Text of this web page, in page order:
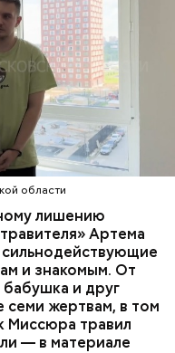
области
лишению
Артема
и знакомым. От
бабушка и друг
семи жертвам, в том
Миссюра травил
— в материале
супругов
с жалобами на
смогли поставить
анализы
В них
мог попасть в
же самое вещество
пострадавших.
области
РОДИТЕЛИ